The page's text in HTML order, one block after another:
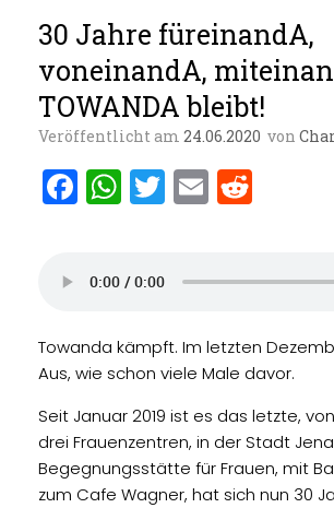
30 Jahre füreinandA,
voneinandA,
TOWANDA bleibt!
Veröffentlicht am 24.06.2020 von
F
b
o
W
s
p
T
te
E
l di
Towanda kämpft. Im letzten
Aus, wie schon viele Male davor.
Seit Januar 2019 ist es das letzte,
drei Frauenzentren, in der Stadt
Begegnungsstätte für Frauen, mit
zum Cafe Wagner, hat sich nun 30